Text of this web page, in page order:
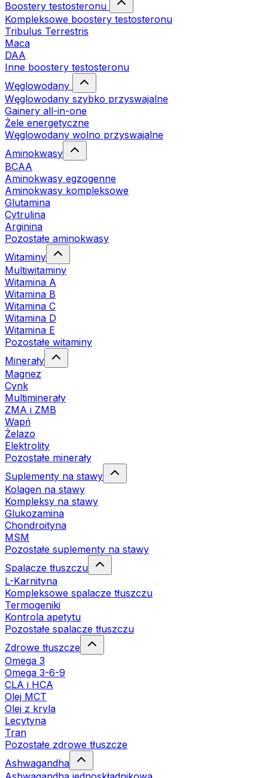
Boostery testosteronu
Kompleksowe boostery testosteronu
Tribulus Terrestris
Maca
DAA
Inne boostery testosteronu
Węglowodany
Węglowodany szybko przyswajalne
Gainery all-in-one
Żele energetyczne
Węglowodany wolno przyswajalne
Aminokwasy
BCAA
Aminokwasy egzogenne
Aminokwasy kompleksowe
Glutamina
Cytrulina
Arginina
Pozostałe aminokwasy
Witaminy
Multiwitaminy
Witamina A
Witamina B
Witamina C
Witamina D
Witamina E
Pozostałe witaminy
Minerały
Magnez
Cynk
Multiminerały
ZMA i ZMB
Wapń
Żelazo
Elektrolity
Pozostałe minerały
Suplementy na stawy
Kolagen na stawy
Kompleksy na stawy
Glukozamina
Chondroityna
MSM
Pozostałe suplementy na stawy
Spalacze tłuszczu
L-Karnityna
Kompleksowe spalacze tłuszczu
Termogeniki
Kontrola apetytu
Pozostałe spalacze tłuszczu
Zdrowe tłuszcze
Omega 3
Omega 3-6-9
CLA i HCA
Olej MCT
Olej z kryla
Lecytyna
Tran
Pozostałe zdrowe tłuszcze
Ashwagandha